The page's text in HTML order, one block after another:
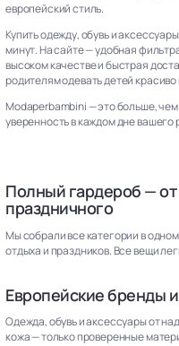
европейский стиль.
Купить одежду, обувь и
минут. На сайте — удобная
высоком качестве и быстрая
родителям одевать детей
Modaperbambini — это больше,
уверенность в каждом дне вашего
Полный гардероб — от
праздничного
Мы собрали все категории в
отдыха и праздников. Все вещи
Европейские бренды
Одежда, обувь и аксессуары от
кожа — только проверенные